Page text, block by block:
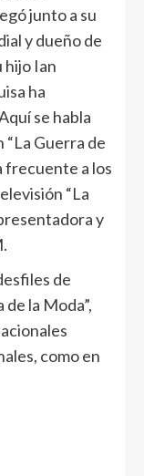
junto a su
y dueño de
hijo Ian
ha
se habla
“La Guerra de
frecuente a los
“La
y
de
de la Moda”,
como en